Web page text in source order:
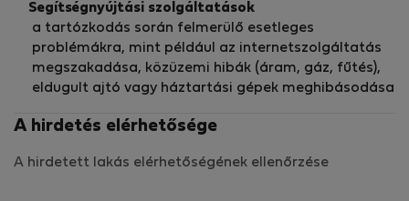
Segítségnyújtási szolgáltatások
a tartózkodás során felmerülő esetleges
problémákra, mint például az internetszolgáltatás
megszakadása, közüzemi hibák (áram, gáz, fűtés),
eldugult ajtó vagy háztartási gépek meghibásodása
A hirdetés elérhetősége
A hirdetett lakás elérhetőségének ellenőrzése